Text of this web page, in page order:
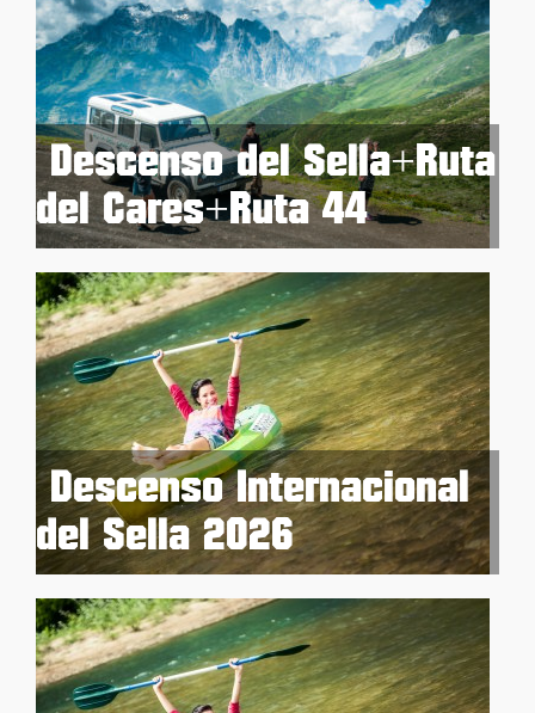
Descenso del Sella+Ruta
del Cares+Ruta 4×4
Descenso Internacional
del Sella 2026